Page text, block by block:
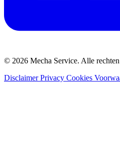
© 2026 Mecha Service. Alle
DisclaimerPrivacy Cookies